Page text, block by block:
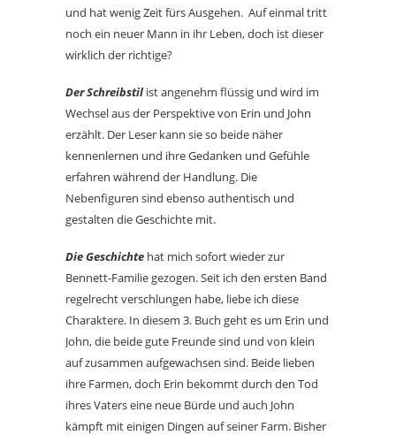
und hat wenig Zeit fürs Ausgehen. Auf einmal tritt
noch ein neuer Mann in ihr Leben, doch ist dieser
wirklich der richtige?
Der Schreibstilist angenehm flüssig und wird im
Wechsel aus der Perspektive von Erin und John
erzählt. Der Leser kann sie so beide näher
kennenlernen und ihre Gedanken und Gefühle
erfahren während der Handlung. Die
Nebenfiguren sind ebenso authentisch und
gestalten die Geschichte mit.
Die Geschichte hat mich sofort wieder zur
Bennett-Familie gezogen. Seit ich den ersten Band
regelrecht verschlungen habe, liebe ich diese
Charaktere. In diesem 3. Buch geht es um Erin und
John, die beide gute Freunde sind und von klein
auf zusammen aufgewachsen sind. Beide lieben
ihre Farmen, doch Erin bekommt durch den Tod
ihres Vaters eine neue Bürde und auch John
kämpft mit einigen Dingen auf seiner Farm. Bisher